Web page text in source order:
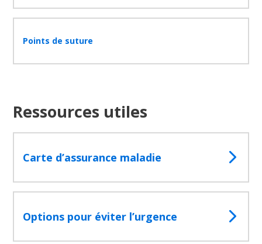
Points de suture
Ressources utiles
Carte d’assurance maladie
Options pour éviter l’urgence